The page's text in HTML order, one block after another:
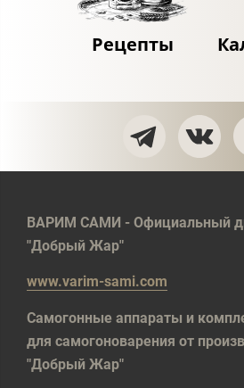
Рецепты
ВАРИМ САМИ - Официальный
"Добрый Жар"
www.varim-sami.com
Самогонные аппараты и
для самогоноварения от
"Добрый Жар"